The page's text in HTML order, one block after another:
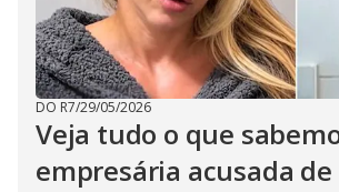
DO R7/29/05/2026
Veja tudo o que
empresária acusada